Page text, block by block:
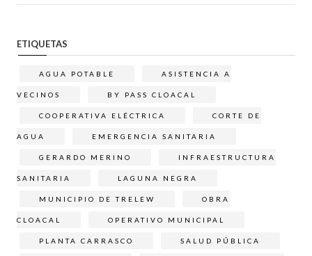
ETIQUETAS
AGUA POTABLE ASISTENCIA A
VECINOS BY PASS CLOACAL
COOPERATIVA ELÉCTRICA CORTE DE
AGUA EMERGENCIA SANITARIA
GERARDO MERINO INFRAESTRUCTURA
SANITARIA LAGUNA NEGRA
MUNICIPIO DE TRELEW OBRA
CLOACAL OPERATIVO MUNICIPAL
PLANTA CARRASCO SALUD PÚBLICA